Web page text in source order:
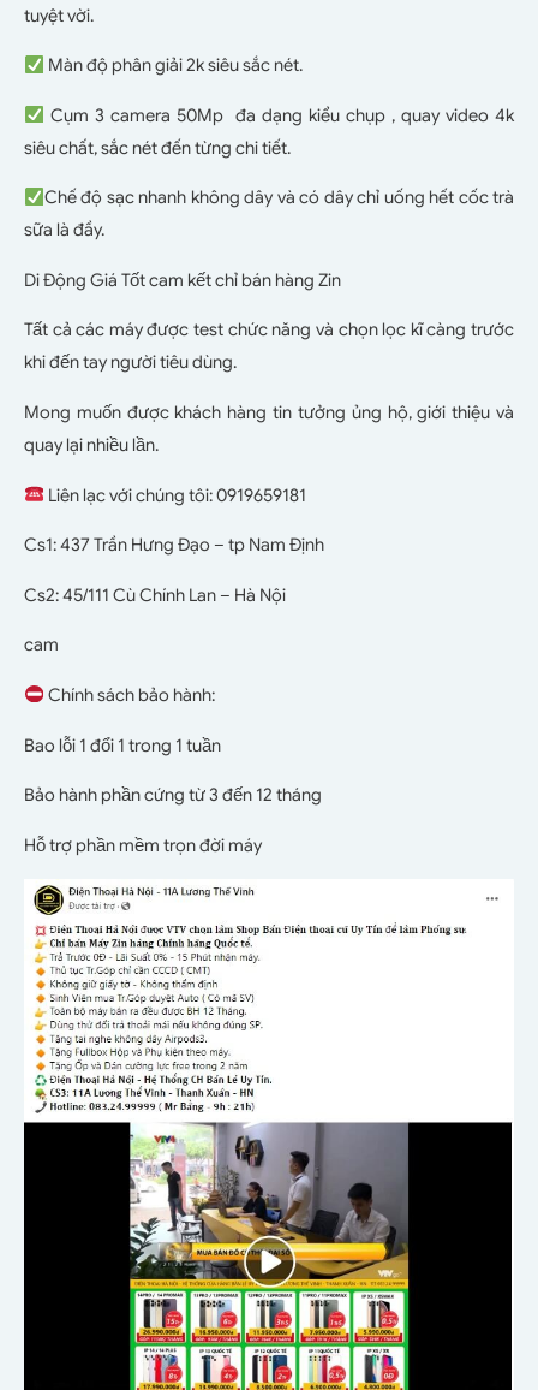
tuyệt vời.
Màn độ phân giải 2k siêu sắc nét.
Cụm 3 camera 50Mp đa dạng kiểu chụp , quay video 4k
siêu chất, sắc nét đến từng chi tiết.
Chế độ sạc nhanh không dây và có dây chỉ uống hết cốc trà
sữa là đầy.
Di Động Giá Tốt cam kết chỉ bán hàng Zin
Tất cả các máy được test chức năng và chọn lọc kĩ càng trước
khi đến tay người tiêu dùng.
Mong muốn được khách hàng tin tưởng ủng hộ, giới thiệu và
quay lại nhiều lần.
Liên lạc với chúng tôi: 0919659181
Cs1: 437 Trần Hưng Đạo – tp Nam Định
Cs2: 45/111 Cù Chính Lan – Hà Nội
cam
Chính sách bảo hành:
Bao lỗi 1 đổi 1 trong 1 tuần
Bảo hành phần cứng từ 3 đến 12 tháng
Hỗ trợ phần mềm trọn đời máy